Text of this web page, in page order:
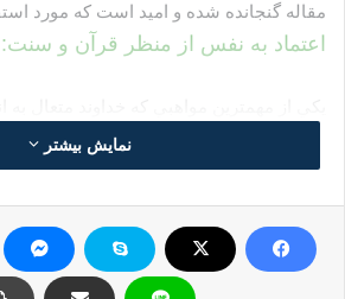
مقاله گنجانده شده و اميد است كه مورد
اعتماد به نفس از منظر قرآن و سنت:
از قابليت ها و توانمنديهاي خويش جهت
دارد ياري مي كند.
نمایش بیشتر